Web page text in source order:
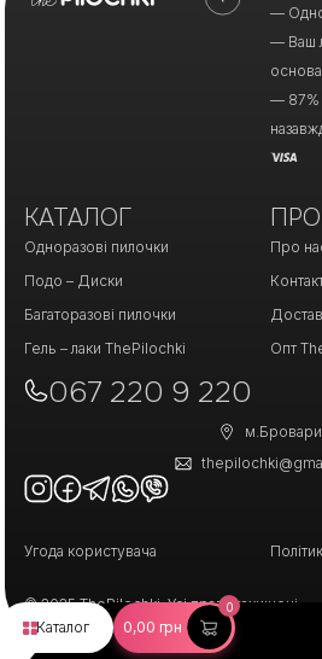
Каталог 0,00 грн
0
—
— Ваш
— 87%
КАТАЛОГ
Одноразові пилочки
Подо – Диски
Багаторазові пилочки
Гель – лаки ThePilochki
Про
Опт
067 220 9 220
м.Бровари
Угода користувача
© 2025 ThePilochki. Усі права захищені.